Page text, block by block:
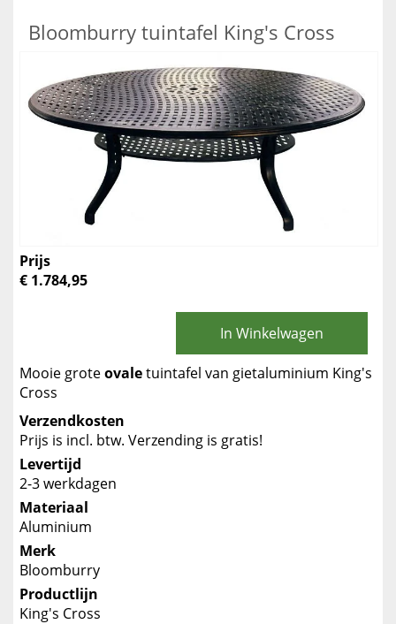
Bloomburry tuintafel King's Cross
Prijs
€ 1.784,95
In Winkelwagen
Mooie groteovaletuintafel van gietaluminium King's
Cross
Verzendkosten
Prijs is incl. btw. Verzending is gratis!
Levertijd
2-3 werkdagen
Materiaal
Aluminium
Merk
Bloomburry
Productlijn
King's Cross